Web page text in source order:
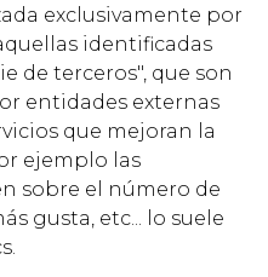
exclusivamente por
identificadas
de terceros", que son
entidades externas
que mejoran la
ejemplo las
sobre el número de
gusta, etc... lo suele